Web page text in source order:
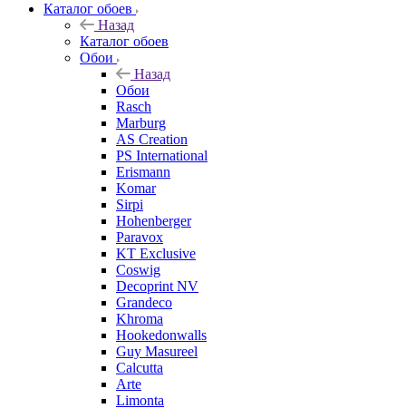
Каталог обоев
Назад
Каталог обоев
Обои
Назад
Обои
Rasch
Marburg
AS Creation
PS International
Erismann
Komar
Sirpi
Hohenberger
Paravox
KT Exclusive
Coswig
Decoprint NV
Grandeco
Khroma
Hookedonwalls
Guy Masureel
Calcutta
Arte
Limonta